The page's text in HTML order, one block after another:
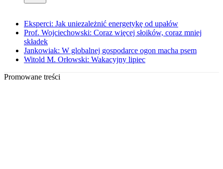
Eksperci: Jak uniezależnić energetykę od upałów
Prof. Wojciechowski: Coraz więcej słoików, coraz mniej
składek
Jankowiak: W globalnej gospodarce ogon macha psem
Witold M. Orłowski: Wakacyjny lipiec
Promowane treści